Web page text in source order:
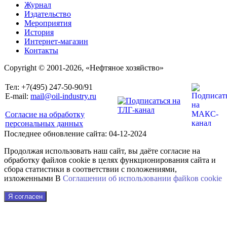
Журнал
Издательство
Мероприятия
История
Интернет-магазин
Контакты
Copyright © 2001-2026, «Нефтяное хозяйство»
Тел: +7(495) 247-50-90/91
E-mail: mail@oil-industry.ru
Согласие на обработку
персональных данных
Последнее обновление сайта: 04-12-2024
Продолжая использовать наш сайт, вы даёте согласие на
обработку файлов cookie в целях функционирования сайта и
сбора статистики в соответствии с положениями,
изложенными В Соглашении об использовании файkов cookie
Я согласен